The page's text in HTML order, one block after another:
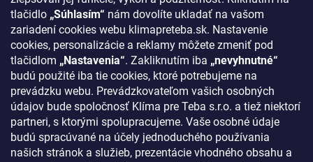
tlačidlo „Súhlasím“ nám dovolíte ukladať na vašom
zariadení cookies webu klimapreteba.sk. Nastavenie
cookies, personalizácie a reklamy môžete zmeniť pod
tlačidlom „Nastavenia“. Zakliknutím iba „nevyhnutné“
budú použité iba tie cookies, ktoré potrebujeme na
prevádzku webu. Prevádzkovateľom vašich osobných
údajov bude spoločnosť Klíma pre Teba s.r.o. a tiež niektorí
partneri, s ktorými spolupracujeme. Vaše osobné údaje
budú spracúvané na účely jednoduchého používania
našich stránok a služieb, prezentácie vhodného obsahu a
IBAN: SK3983300000002202367125
IBAN CZ: CZ6520100000002102656667
Obchodný register Okresného súdu Trnava
oddiel Sro, vložka č. 48236/T
INFORMÁCIE PRE VÁS
O nás